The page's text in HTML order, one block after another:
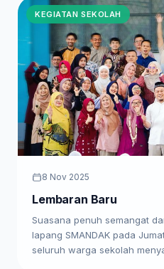
KEGIATAN SEKOLAH
8 Nov 2025
Lembaran Baru
Suasana penuh semangat
lapang SMANDAK pada
seluruh warga sekolah